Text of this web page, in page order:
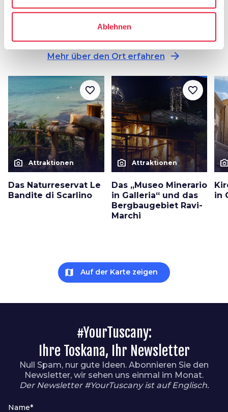
Ablehnen
Sonstige Attraktionen
in Gavorrano
Mehr über den Ort erfahren arrow_forward
photo_camera Attraktionen
Das Naturreservat Le
Bandite di Scarlino
favorite_border
photo_camera Attraktionen
Das „Museo Minerario
in Galleria“ und das
Bergbaugebiet Ravi-
Marchi
favorite_border
in
map Auf der Karte zeigen
#YourTuscany:
Ihre Toskana, Ihr Newsletter
Null Spam, nur gute Ideen. Abonnieren Sie den
Newsletter, wir sehen uns einmal im Monat.
Der Newsletter #YourTuscany ist auf Englisch.
Name*